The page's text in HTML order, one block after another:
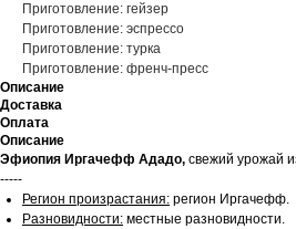
Приготовление: гейзер
Приготовление: эспрессо
Приготовление: турка
Приготовление: френч-пресс
Описание
Доставка
Оплата
Описание
Эфиопия Иргачефф Ададо, свежий урожай
-----
Регион произрастания: регион Иргачефф.
Разновидности: местные разновидности.